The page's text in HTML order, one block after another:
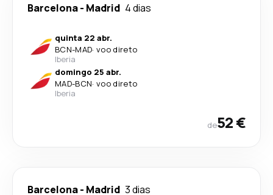
Barcelona- Madrid 4 dias
quinta 22 abr.
BCN-MAD· voo direto
Iberia
domingo 25 abr.
MAD-BCN· voo direto
Iberia
de52 €
Barcelona- Madrid 3 dias